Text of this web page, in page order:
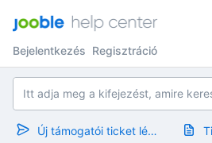
Bejelentkezés Regisztráció
Új támogatói ticket létrehozása